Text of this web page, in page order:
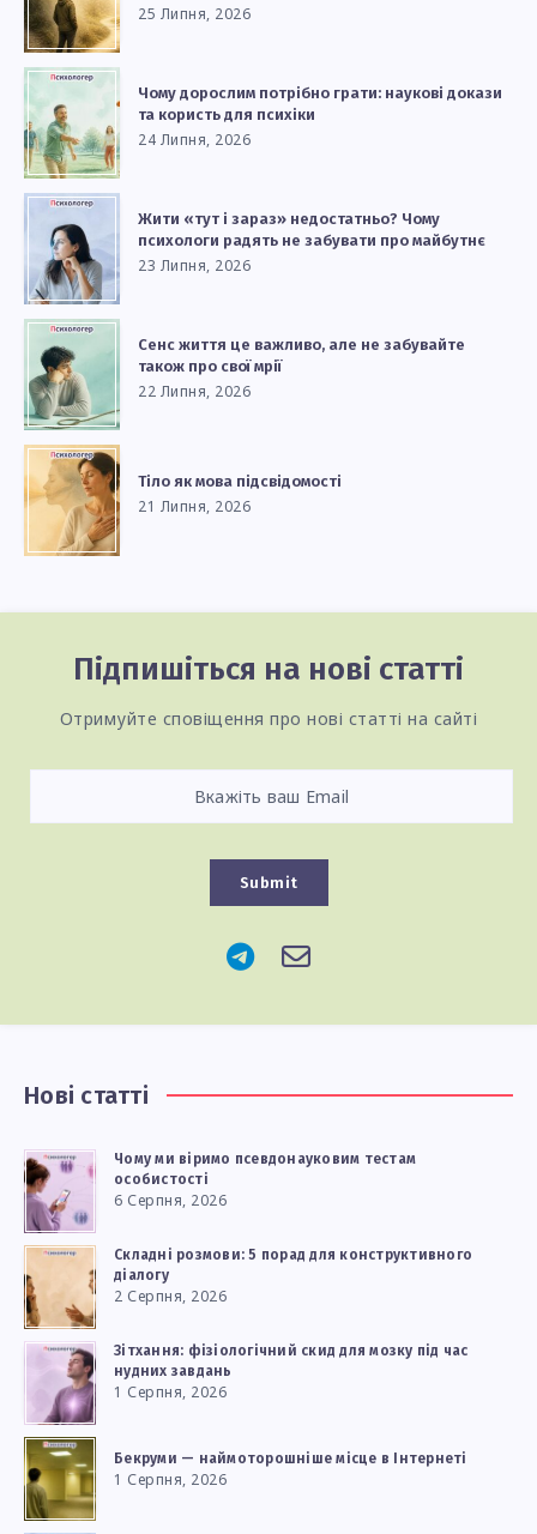
25 Липня, 2026
Чому дорослим потрібно грати: наукові докази
та користь для психіки
24 Липня, 2026
Жити «тут і зараз» недостатньо? Чому
психологи радять не забувати про майбутнє
23 Липня, 2026
Сенс життя це важливо, але не забувайте
також про свої мрії
22 Липня, 2026
Тіло як мова підсвідомості
21 Липня, 2026
Підпишіться на нові статті
Отримуйте сповіщення про нові статті на сайті
Submit
Нові статті
Чому ми віримо псевдонауковим тестам
особистості
6 Серпня, 2026
Складні розмови: 5 порад для конструктивного
діалогу
2 Серпня, 2026
Зітхання: фізіологічний скид для мозку під час
нудних завдань
1 Серпня, 2026
Бекруми — наймоторошніше місце в Інтернеті
1 Серпня, 2026